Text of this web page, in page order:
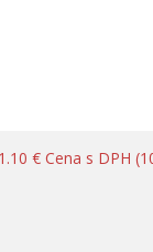
€ Cena s DPH